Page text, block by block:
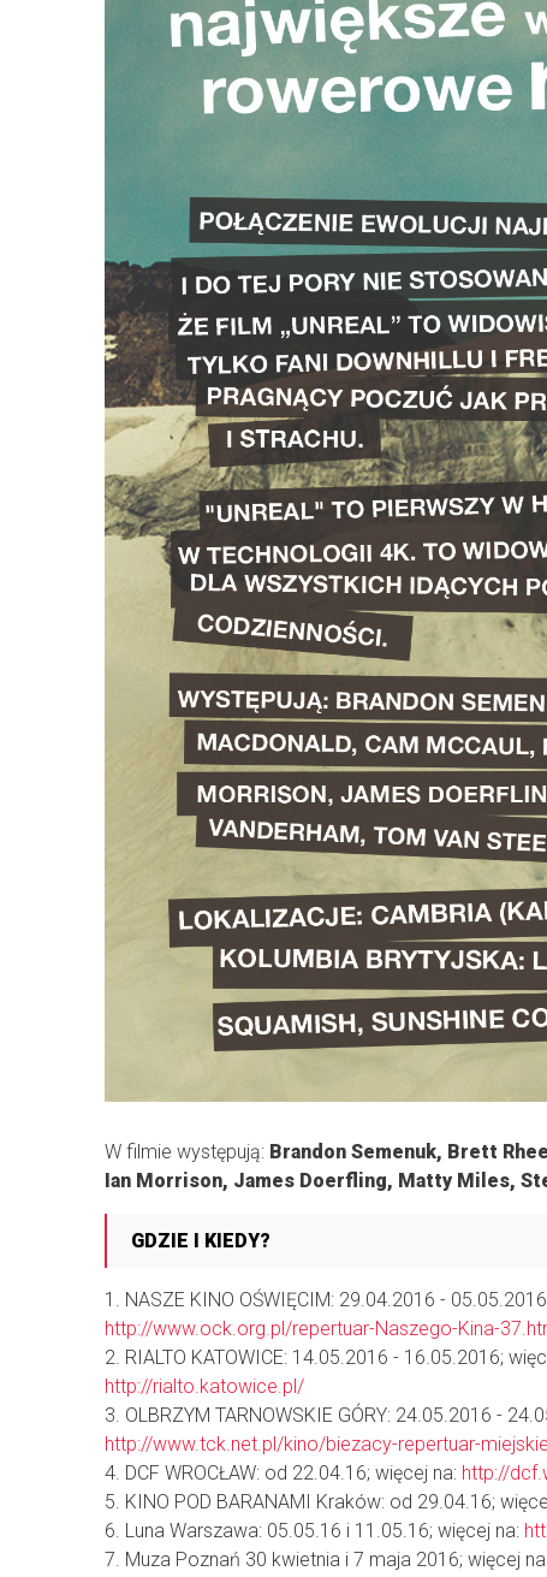
W filmie występują: Brandon Semenuk, Brett
Ian Morrison, James Doerfling, Matty Miles,
GDZIE I KIEDY?
1. NASZE KINO OŚWIĘCIM: 29.04.2016 -
http://www.ock.org.pl/repertuar-Naszego-Kina-
2. RIALTO KATOWICE: 14.05.2016 - 16.05.2016;
http://rialto.katowice.pl/
3. OLBRZYM TARNOWSKIE GÓRY: 24.05.2016 -
http://www.tck.net.pl/kino/biezacy-repertuar-
4. DCF WROCŁAW: od 22.04.16; więcej na: http://
5. KINO POD BARANAMI Kraków: od 29.04.16;
6. Luna Warszawa: 05.05.16 i 11.05.16; więcej na:
7. Muza Poznań 30 kwietnia i 7 maja 2016; więcej